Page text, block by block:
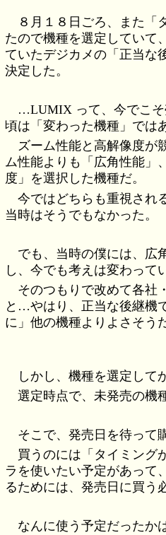
８月１８日ごろ、また「
たので機種を選定していて
ていたデジカメの「正当な
決定した。
…LUMIX って、今でこそ
頃は「変わった機種」では
ズーム性能と高解像度が
ム性能よりも「広角性能」
度」を選択した機種だ。
今ではどちらも重視され
当時はそうでもなかった。
でも、当時の僕には、広
し、今でも考えは変わって
そのつもりで改めて各社
と…やはり、正当な後継機
に」他の機種よりよさそう
しかし、機種を選定して
選定時点で、未発売の機
そこで、発売日を待って
買うのには「タイミング
ラを使いたい予定があって
るためには、発売日に買う
なんに使う予定だったか